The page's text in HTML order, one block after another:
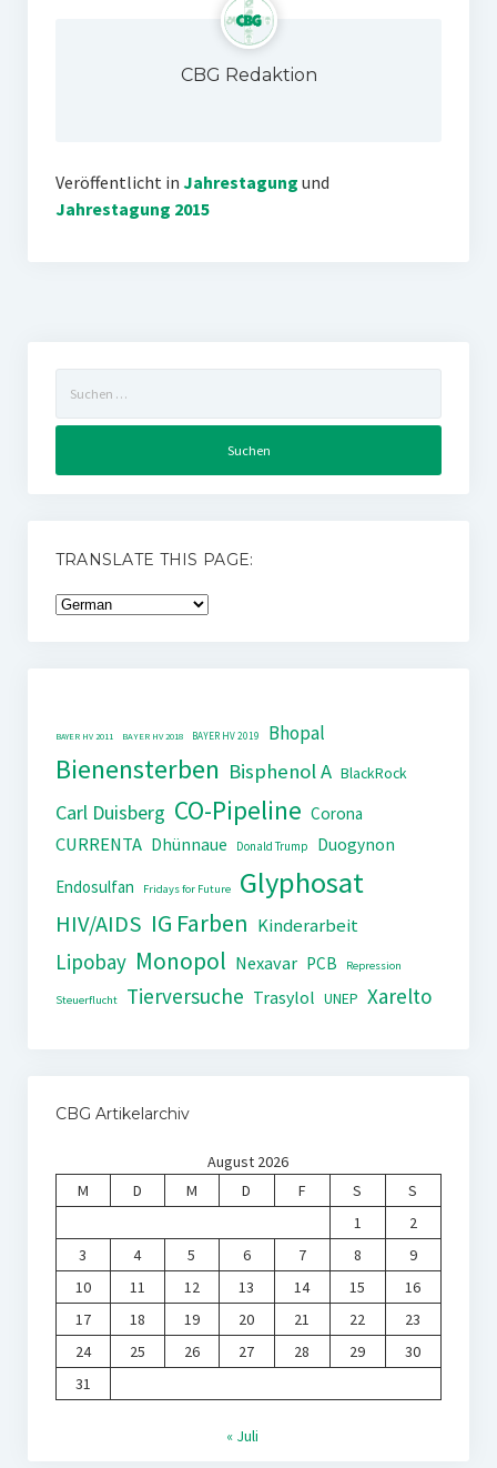
CBG Redaktion
Veröffentlicht in Jahrestagung und
Jahrestagung 2015
nach:
TRANSLATE THIS PAGE:
BAYER HV 2011 BAYER HV 2018 BAYER HV 2019 Bhopal
Bienensterben Bisphenol A BlackRock
Carl Duisberg CO-Pipeline Corona
CURRENTA Dhünnaue Donald Trump
Duogynon
Endosulfan
Fridays for Future Glyphosat
HIV/AIDS IG Farben Kinderarbeit
Lipobay Monopol Nexavar PCB Repression
Steuerflucht Tierversuche Trasylol UNEP Xarelto
CBG Artikelarchiv
August 2026
M
D M D F S
S
1
2
3
4 5 6 7 8
9
10
11 12 13 14 15
16
17
18 19 20 21 22
23
24
25 26 27 28 29
30
31
« Juli